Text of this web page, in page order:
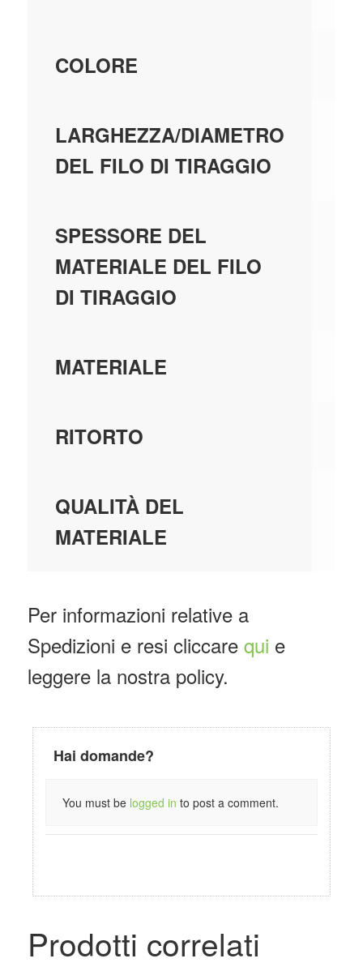
COLORE
LARGHEZZA/DIAMETRO
DEL FILO DI TIRAGGIO
SPESSORE DEL
MATERIALE DEL FILO
DI TIRAGGIO
MATERIALE
RITORTO
QUALITÀ DEL
MATERIALE
Per informazioni relative a
Spedizioni e resi cliccare qui e
leggere la nostra policy.
Hai domande?
You must be logged in to post a comment.
Prodotti correlati